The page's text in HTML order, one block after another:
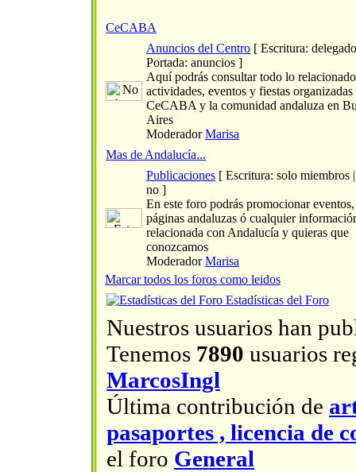
CeCABA
Anuncios del Centro [ Escritura:
Portada: anuncios ]
Aquí podrás consultar todo lo
actividades, eventos y fiestas
CeCABA y la comunidad andaluza en
Aires
ModeradorMarisa
Mas de Andalucía...
Publicaciones [ Escritura: solo miembros
no ]
En este foro podrás promocionar eventos,
páginas andaluzas ó cualquier
relacionada con Andalucía y quieras que
conozcamos
ModeradorMarisa
Marcar todos los foros como leidos
Estadísticas del Foro
Nuestros usuarios han
Tenemos 7890 usuarios
MarcosIngl
Última contribución de
pasaportes , licencia de
el foro General